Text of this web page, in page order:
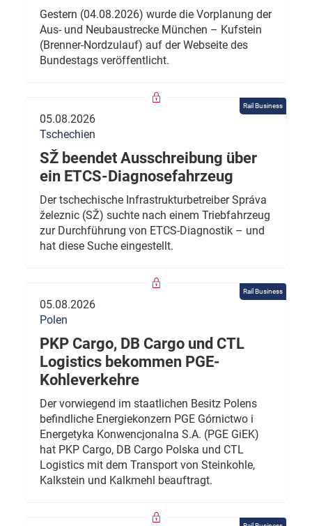
Gestern (04.08.2026) wurde die Vorplanung der
Aus- und Neubaustrecke München – Kufstein
(Brenner-Nordzulauf) auf der Webseite des
Bundestags veröffentlicht.
Rail Business
05.08.2026
Tschechien
SŽ beendet Ausschreibung über
ein ETCS-Diagnosefahrzeug
Der tschechische Infrastrukturbetreiber Správa
železnic (SŽ) suchte nach einem Triebfahrzeug
zur Durchführung von ETCS-Diagnostik – und
hat diese Suche eingestellt.
Rail Business
05.08.2026
Polen
PKP Cargo, DB Cargo und CTL
Logistics bekommen PGE-
Kohleverkehre
Der vorwiegend im staatlichen Besitz Polens
befindliche Energiekonzern PGE Górnictwo i
Energetyka Konwencjonalna S.A. (PGE GiEK)
hat PKP Cargo, DB Cargo Polska und CTL
Logistics mit dem Transport von Steinkohle,
Kalkstein und Kalkmehl beauftragt.